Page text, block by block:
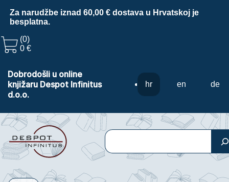
Za narudžbe iznad 60,00 € dostava u Hrvatskoj je
besplatna.
(0)
0 €
Dobrodošli u online
knjižaru Despot Infinitus
d.o.o.
hr en de
Pretraga